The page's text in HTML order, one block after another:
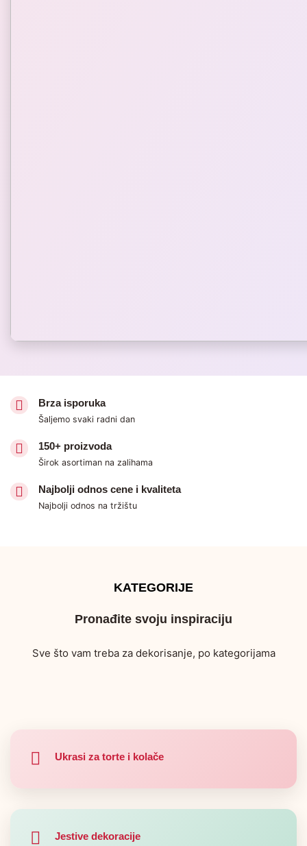
Brza isporuka
Šaljemo svaki radni dan
150+ proizvoda
Širok asortiman na zalihama
Najbolji odnos cene i kvaliteta
Najbolji odnos na tržištu
KATEGORIJE
Pronađite svoju inspiraciju
Sve što vam treba za dekorisanje, po kategorijama
Ukrasi za torte i kolače
Jestive dekoracije